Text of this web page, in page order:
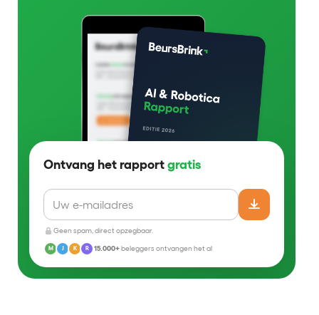
Ontvang het rapport gratis
Geen spam, direct opzegbaar.
M J K R 15.000+beleggers ontvangen het al